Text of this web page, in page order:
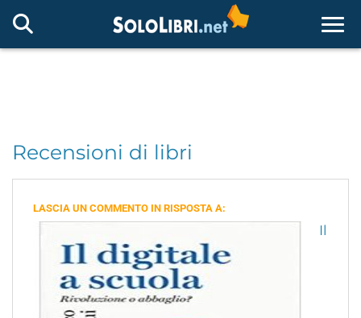
Recensioni di libri
LASCIA UN COMMENTO IN RISPOSTA A:
Il